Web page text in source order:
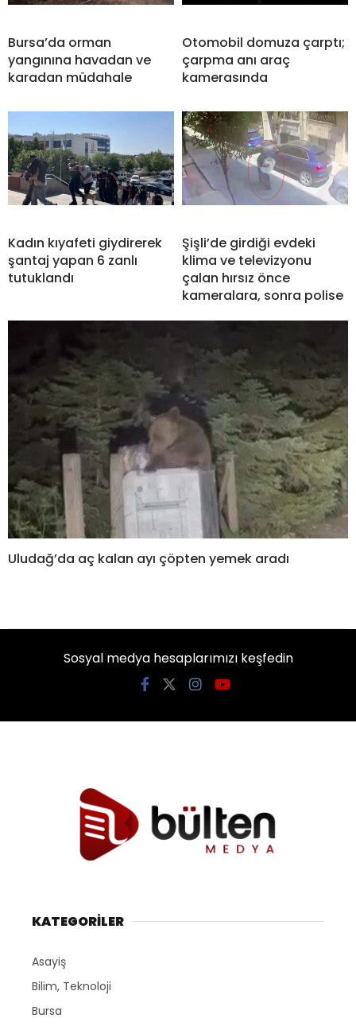
Bursa’da orman
yangınına havadan ve
karadan müdahale
Otomobil domuza çarptı;
çarpma anı araç
kamerasında
Kadın kıyafeti giydirerek
şantaj yapan 6 zanlı
tutuklandı
Şişli’de girdiği evdeki
klima ve televizyonu
çalan hırsız önce
kameralara, sonra polise
Uludağ’da aç kalan ayı çöpten yemek aradı
Sosyal medya hesaplarımızı keşfedin
KATEGORİLER
Asayiş
Bilim, Teknoloji
Bursa